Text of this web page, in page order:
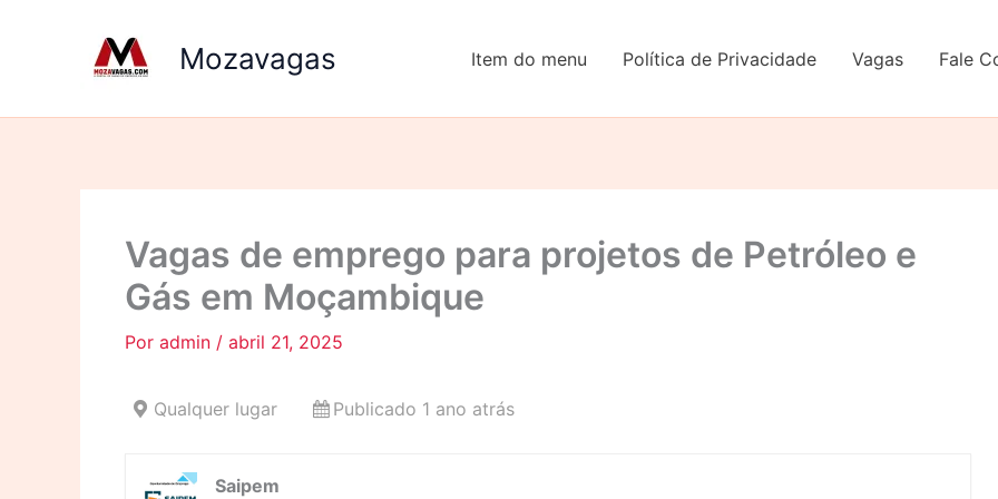
Mozavagas Item do menu Política de Privacidade Vagas Fale
Vagas de emprego para projetos de Petróleo e
Gás em Moçambique
Por admin / abril 21, 2025
Qualquer lugar Publicado 1 ano atrás
Saipem